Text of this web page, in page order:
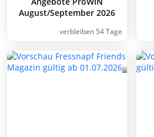
August/September 2026
verbleiben 54 Tage